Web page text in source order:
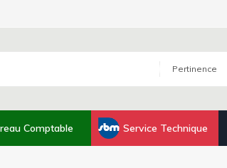
Pertinence
Comptable Service Technique